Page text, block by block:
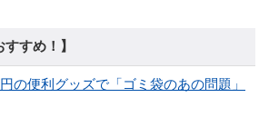
すめ！】
の便利グッズで「ゴミ袋のあの問題」